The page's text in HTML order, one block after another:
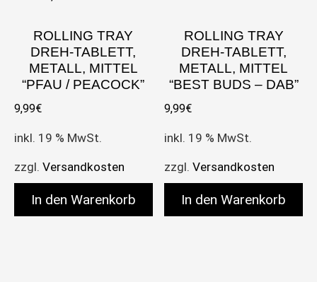
ROLLING TRAY
DREH-TABLETT,
METALL, MITTEL
“PFAU / PEACOCK”
9,99€
inkl. 19 % MwSt.
zzgl. Versandkosten
In den Warenkorb
ROLLING TRAY
DREH-TABLETT,
METALL, MITTEL
“BEST BUDS – DAB”
9,99€
inkl. 19 % MwSt.
zzgl.Versandkosten
In den Warenkorb